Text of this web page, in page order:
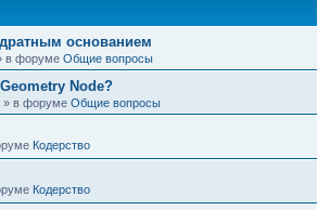
основанием
в форуме Общие вопросы
Node?
» в форуме Общие вопросы
Кодерство
Кодерство